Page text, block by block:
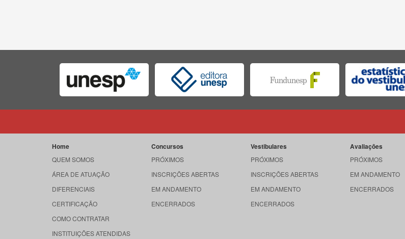
Home
QUEM SOMOS
ÁREA DE ATUAÇÃO
DIFERENCIAIS
CERTIFICAÇÃO
COMO CONTRATAR
INSTITUIÇÕES ATENDIDAS
Concursos
PRÓXIMOS
INSCRIÇÕES ABERTAS
EM ANDAMENTO
ENCERRADOS
Vestibulares
PRÓXIMOS
INSCRIÇÕES ABERTAS
EM ANDAMENTO
ENCERRADOS
Avaliações
PRÓXIMOS
EM ANDAMENTO
ENCERRADOS